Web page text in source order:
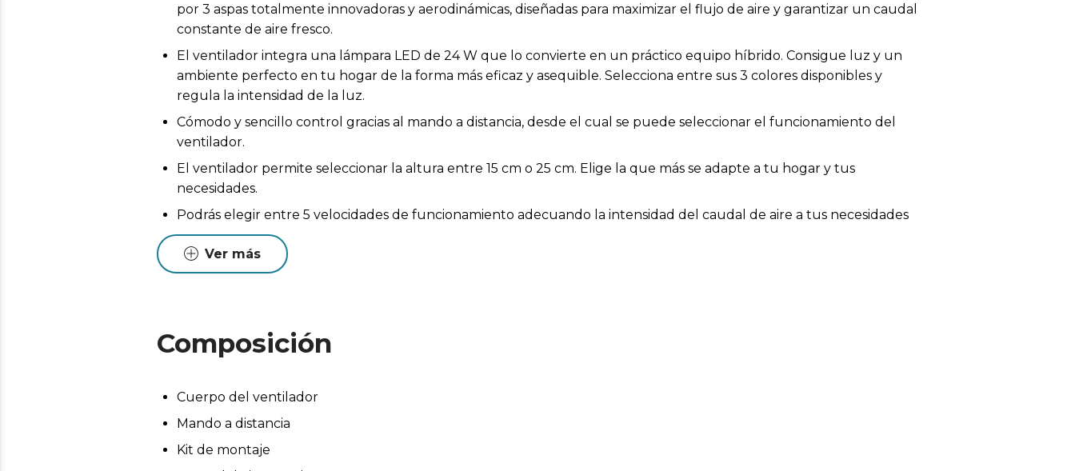
por 3 aspas totalmente innovadoras y aerodinámicas, diseñadas para maximizar el flujo de aire y garantizar un caudal
constante de aire fresco.
El ventilador integra una lámpara LED de 24 W que lo convierte en un práctico equipo híbrido. Consigue luz y un
ambiente perfecto en tu hogar de la forma más eficaz y asequible. Selecciona entre sus 3 colores disponibles y
regula la intensidad de la luz.
Cómodo y sencillo control gracias al mando a distancia, desde el cual se puede seleccionar el funcionamiento del
ventilador.
El ventilador permite seleccionar la altura entre 15 cm o 25 cm. Elige la que más se adapte a tu hogar y tus
necesidades.
Podrás elegir entre 5 velocidades de funcionamiento adecuando la intensidad del caudal de aire a tus necesidades
de cada momento.
Su temporizador permite seleccionar 2 u 8 horas de funcionamiento, tras el cual el ventilador se apagará.
para complementar tu sistema de calefacción. Contrólalo desde el mando.
Ver más
Composición
Cuerpo del ventilador
Mando a distancia
Kit de montaje